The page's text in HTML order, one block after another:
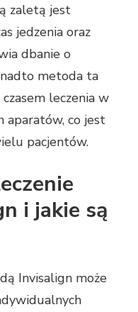
zaletą jest
jedzenia oraz
dbanie o
metoda ta
leczenia w
aparatów, co jest
pacjentów.
i jakie są
Invisalign może